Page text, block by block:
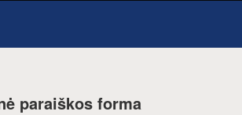
paraiškos forma